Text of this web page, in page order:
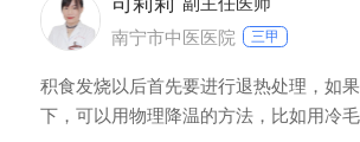
南宁市中医医院
三甲
积食发烧以后首先要进行退热处理，如
下，可以用物理降温的方法，比如用冷